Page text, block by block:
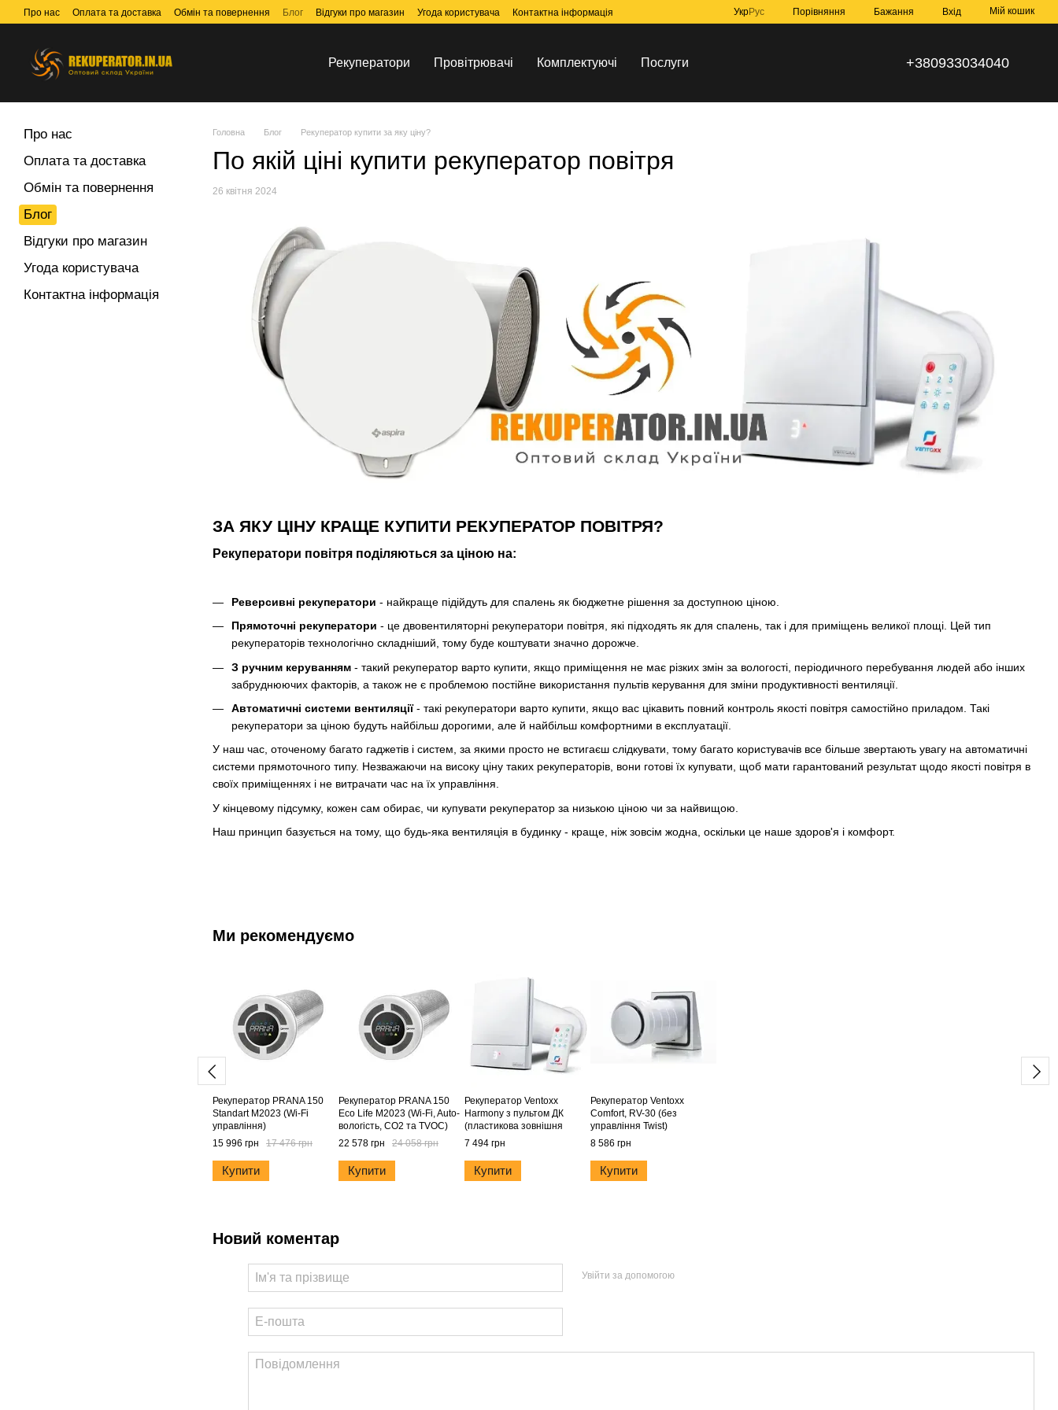
Перейти до основного контенту
Про нас Оплата та доставка Обмін та повернення Блог Відгуки про магазин Угода користувача Контактна інформація УкрРус Порівняння Бажання Вхід Мій кошик
Рекуператори Провітрювачі Комплектуючі Послуги +380933034040
Головна Блог Рекуператор купити за яку ціну?
По якій ціні купити рекуператор повітря
26 квітня 2024
ЗА ЯКУ ЦІНУ КРАЩЕ КУПИТИ РЕКУПЕРАТОР ПОВІТРЯ?
Рекуператори повітря поділяються за ціною на:
Реверсивні рекуператори - найкраще підійдуть для спалень як бюджетне рішення за доступною ціною.
Прямоточні рекуператори - це двовентиляторні рекуператори повітря, які підходять як для спалень, так і для приміщень великої площі. Цей тип
рекуператорів технологічно складніший, тому буде коштувати значно дорожче.
З ручним керуванням - такий рекуператор варто купити, якщо приміщення не має різких змін за вологості, періодичного перебування людей або інших
забруднюючих факторів, а також не є проблемою постійне використання пультів керування для зміни продуктивності вентиляції.
Автоматичні системи вентиляції- такі рекуператори варто купити, якщо вас цікавить повний контроль якості повітря самостійно приладом. Такі
рекуператори за ціною будуть найбільш дорогими, але й найбільш комфортними в експлуатації.
У наш час, оточеному багато гаджетів і систем, за якими просто не встигаєш слідкувати, тому багато користувачів все більше звертають увагу на автоматичні
системи прямоточного типу. Незважаючи на високу ціну таких рекуператорів, вони готові їх купувати, щоб мати гарантований результат щодо якості повітря в
своїх приміщеннях і не витрачати час на їх управління.
У кінцевому підсумку, кожен сам обирає, чи купувати рекуператор за низькою ціною чи за найвищою.
Наш принцип базується на тому, що будь-яка вентиляція в будинку - краще, ніж зовсім жодна, оскільки це наше здоров'я і комфорт.
Ми рекомендуємо
Рекуператор PRANA 150
Standart M2023 (Wi-Fi
управління)
15 996 грн
17 476 грн
Купити
Рекуператор PRANA 150
Eco Life M2023 (Wi-Fi, Auto-
вологість, СО2 та TVOC)
22 578 грн
24 058 грн
Купити
Рекуператор Ventoxx
Harmony з пультом ДК
(пластикова зовнішня
кришка)
7 494 грн
Купити
Рекуператор Ventoxx
Comfort, RV-30 (без
управління Twist)
8 586 грн
Купити
Новий коментар
Увійти за допомогою
Про нас
Оплата та доставка
Обмін та повернення
Блог
Відгуки про магазин
Угода користувача
Контактна інформація